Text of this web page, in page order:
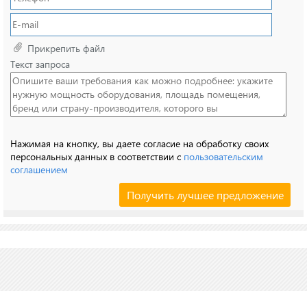
Прикрепить файл
Текст запроса
Нажимая на кнопку, вы даете согласие на обработку своих
персональных данных в соответствии с пользовательским
соглашением